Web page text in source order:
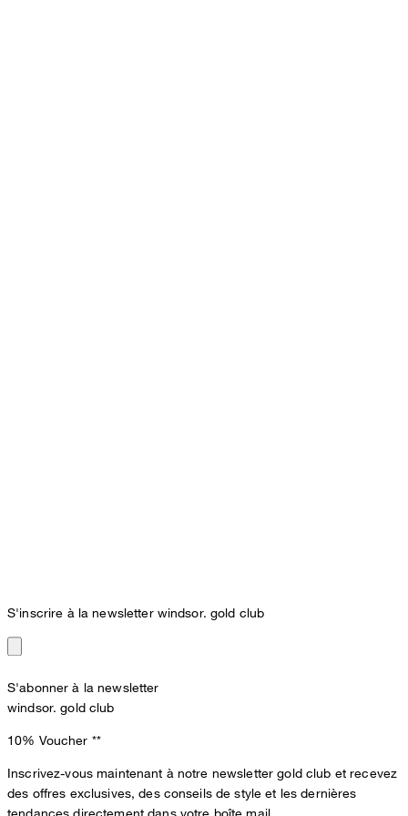
S'inscrire à la newsletter windsor. gold club
S'abonner à la newsletter
windsor. gold club
10% Voucher **
Inscrivez-vous maintenant à notre newsletter gold club et recevez
des offres exclusives, des conseils de style et les dernières